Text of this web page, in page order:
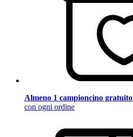
Almeno 1 campioncino gratuito
con ogni ordine